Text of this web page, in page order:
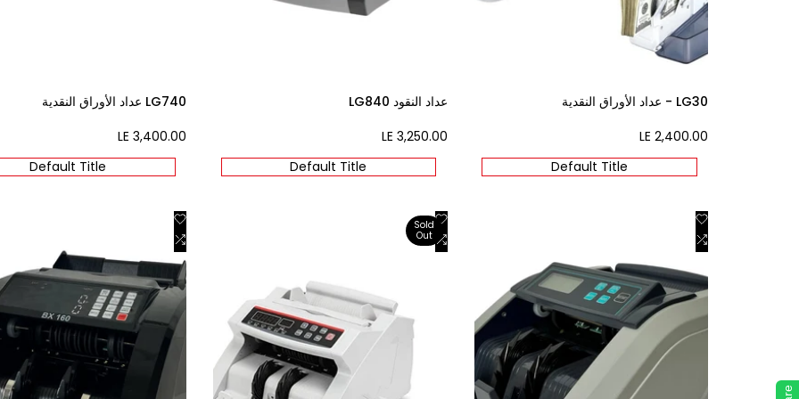
LG30 - عداد الأوراق النقدية
Sale
LE 2,400.00
Default Title
عداد النقود LG840
Sale
LE 3,250.00
Default Title
LG740 عداد الأوراق النقدية
Sale
LE 3,400.00
Default Title
Add
Wishlist
Compare
Quick view
Add to cart
Sold
Out
Add
to
Add
Quick view
View product
Add
Wishlist
to
Compare
Quick view
Add to cart